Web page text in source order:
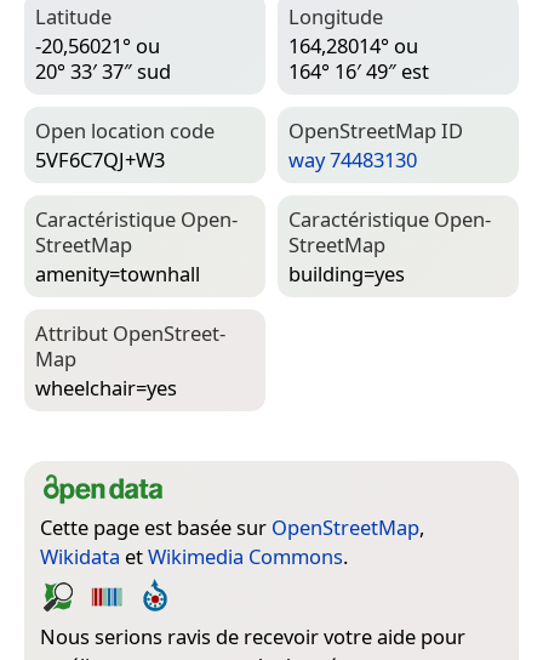
Latitude
-20,56021° ou
20° 33′ 37″ sud
Longitude
164,28014° ou
164° 16′ 49″ est
Open location code
5VF6C7QJ+W3
Open­Street­Map ID
way 74483130
Caractéristique Open­
Street­Map
amenity=­townhall
Caractéristique Open­
Street­Map
building=­yes
Attribut Open­Street­
Map
wheelchair=­yes
Cette page est basée sur OpenStreetMap,
Wikidata etWikimedia Commons.
Nous serions ravis de recevoir votre aide pour